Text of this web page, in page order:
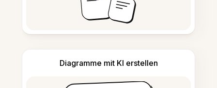
Diagramme mit KI erstellen